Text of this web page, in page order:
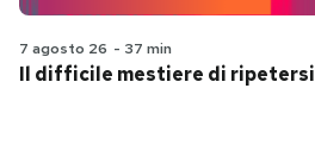
7 agosto 26 - 37 min
Il difficile mestiere di ripetersi